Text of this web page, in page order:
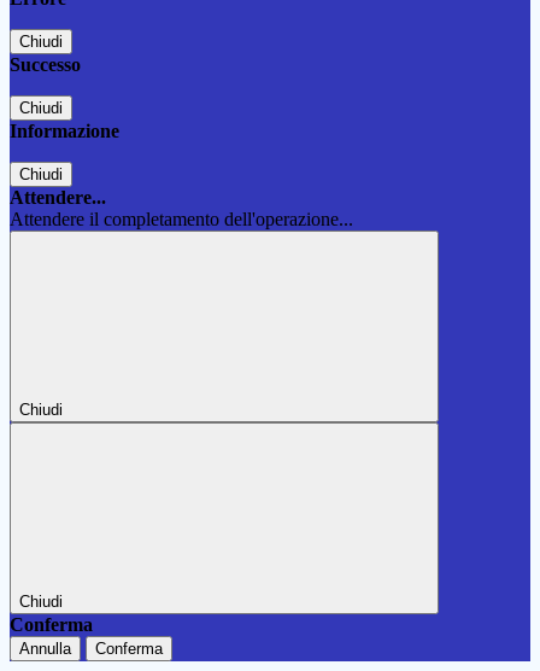
Chiudi
Successo
Chiudi
Informazione
Chiudi
Attendere...
Attendere il completamento dell'operazione...
Chiudi
Chiudi
Conferma
Annulla Conferma